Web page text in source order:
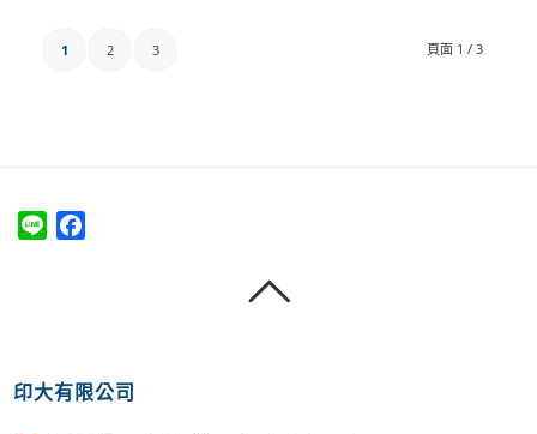
頁面 1 / 3
1 2 3
Line
印大有限公司